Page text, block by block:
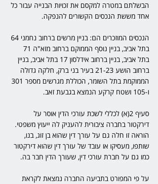
הבשלתם במטרה למקסם את זכויות הבנייה עבור כל
אחד מששת הנכסים הקשורים להנפקה.
בתל אביב, בניין ברחוב אידלסון 17 בתל אביב, בניין
ברחוב הושע 21-23 בעיר בני ברק, חלקה גדולה
ו-105 ושטח קרקע הנמצא בגבעת זאב.
סעיף 2(א) לכללי לשכת עורכי הדין אוסר על
דירקטור בחברה ציבורית להעניק לה ייעוץ משפטי.
הוראה זו חלה גם על עורך דין שהוא בן זוג, בנו,
שותפו, מעסיקו או עובד של עורך דין שהוא דירקטור
כמו גם על חברת עורכי דין, שעורך הדין חבר בה.
על פי המפורט בתביעה החברה נמצאת לקראת